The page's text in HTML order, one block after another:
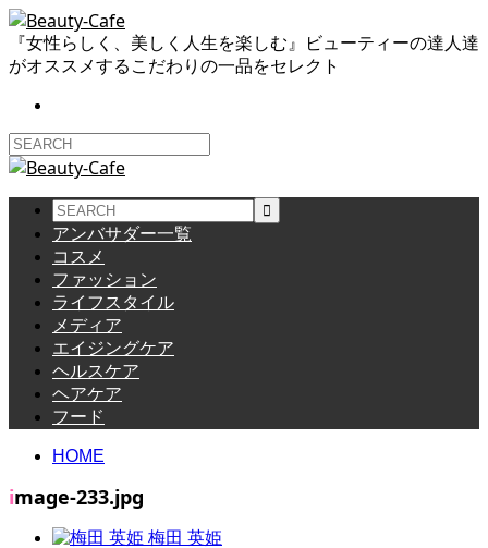
『女性らしく、美しく人生を楽しむ』ビューティーの達人達
がオススメするこだわりの一品をセレクト
アンバサダー一覧
コスメ
ファッション
ライフスタイル
メディア
エイジングケア
ヘルスケア
ヘアケア
フード
HOME
image-233.jpg
梅田 英姫